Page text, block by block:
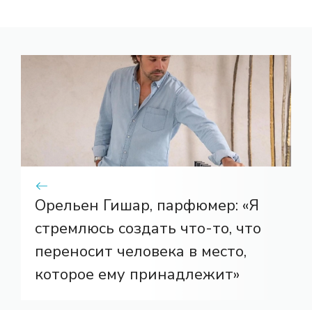
Орельен Гишар, парфюмер: «Я
стремлюсь создать что-то, что
переносит человека в место,
которое ему принадлежит»